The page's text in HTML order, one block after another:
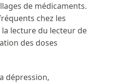
de médicaments.
chez les
lecture du lecteur de
des doses
dépression,